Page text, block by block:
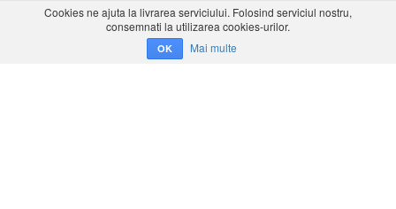
Cookies ne ajuta la livrarea serviciului. Folosind serviciul nostru,
consemnati la utilizarea cookies-urilor.
OK Mai multe